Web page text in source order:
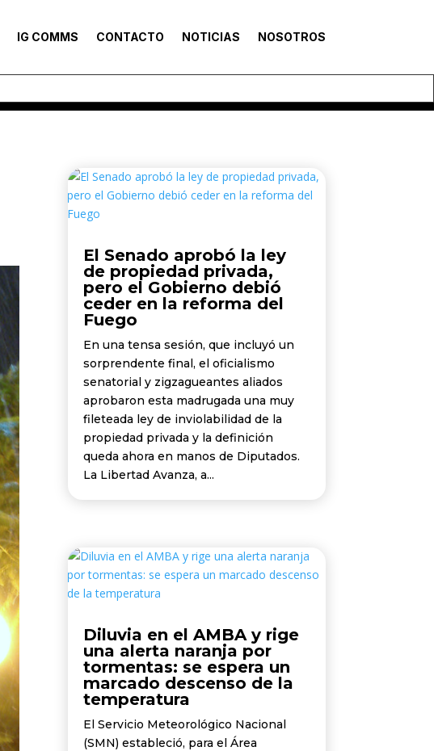
IG COMMS CONTACTO NOTICIAS NOSOTROS
El Senado aprobó la ley
de propiedad privada,
pero el Gobierno debió
ceder en la reforma del
Fuego
En una tensa sesión, que incluyó un
sorprendente final, el oficialismo
senatorial y zigzagueantes aliados
aprobaron esta madrugada una muy
fileteada ley de inviolabilidad de la
propiedad privada y la definición
queda ahora en manos de Diputados.
La Libertad Avanza, a...
Diluvia en el AMBA y rige
una alerta naranja por
tormentas: se espera un
marcado descenso de la
temperatura
El Servicio Meteorológico Nacional
(SMN) estableció, para el Área